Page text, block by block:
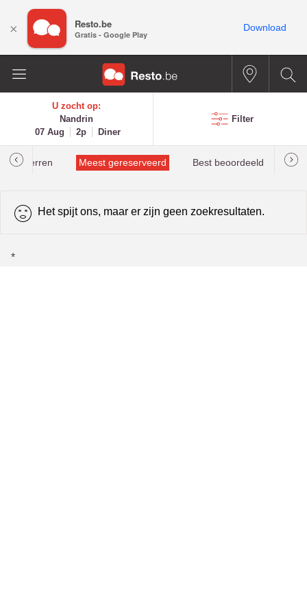
U zocht op:
Nandrin
07 Aug
2p Diner
Filter
Meest gereserveerd Best beoordeeld
Het spijt ons, maar er zijn geen zoekresultaten.
*
× Resto.be
Gratis - Google Play
Download